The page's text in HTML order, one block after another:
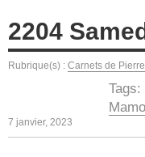
2204
Rubrique(s) : Carnets de
Tags:
7 janvier, 2023